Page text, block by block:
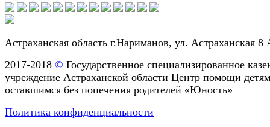
Астраханская область г.Нариманов, ул. Астраханская 8
2017-2018 © Государственное специализированное
учреждение Астраханской области Центр помощи
оставшимся без попечения родителей «Юность»
Политика конфиденциальности